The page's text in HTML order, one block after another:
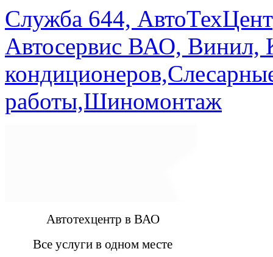
Служба 644,
Автосервис ВАО, Винил,
работы,Шиномонтаж
Автотехцентр в ВАО
Все услуги в одном месте